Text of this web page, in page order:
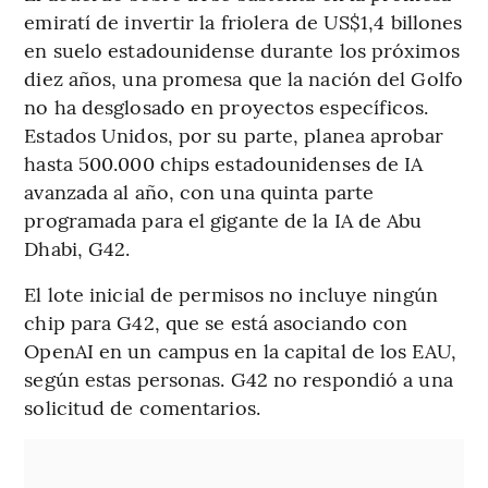
emiratí de invertir la friolera de US$1,4 billones
en suelo estadounidense durante los próximos
diez años, una promesa que la nación del Golfo
no ha desglosado en proyectos específicos.
Estados Unidos, por su parte, planea aprobar
hasta 500.000 chips estadounidenses de IA
avanzada al año, con una quinta parte
programada para el gigante de la IA de Abu
Dhabi, G42.
El lote inicial de permisos no incluye ningún
chip para G42, que se está asociando con
OpenAI en un campus en la capital de los EAU,
según estas personas. G42 no respondió a una
solicitud de comentarios.